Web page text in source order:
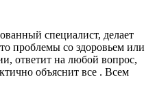
специалист, делает
проблемы со здоровьем или
ответит на любой вопрос,
объяснит все . Всем